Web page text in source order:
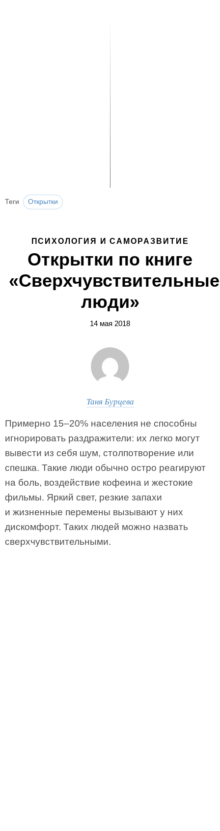
Теги Открытки
ПСИХОЛОГИЯ И САМОРАЗВИТИЕ
Открытки по книге
«Сверхчувствительные
люди»
14 мая 2018
Таня Бурцева
Примерно 15–20% населения не способны
игнорировать раздражители: их легко могут
вывести из себя шум, столпотворение или
спешка. Такие люди обычно остро реагируют
на боль, воздействие кофеина и жестокие
фильмы. Яркий свет, резкие запахи
и жизненные перемены вызывают у них
дискомфорт. Таких людей можно назвать
сверхчувствительными.